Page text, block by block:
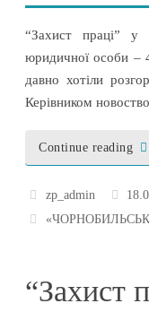
“Захист праці” у
юридичної особи –
давно хотіли
Керівником
Continue reading
zp_admin
“Захист